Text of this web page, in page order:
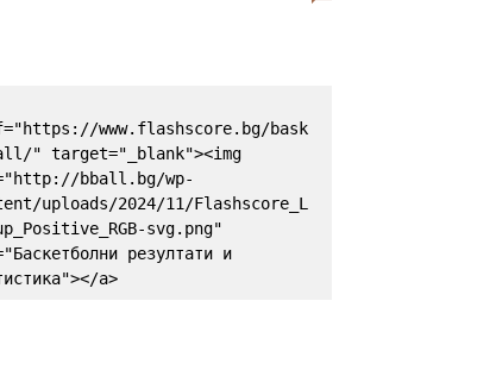
www.flashscore.bg/bask
" target="_blank"><img
bball.bg/wp-
uploads/2024/11/Flashscore_L
svg.png"
резултати и
a>